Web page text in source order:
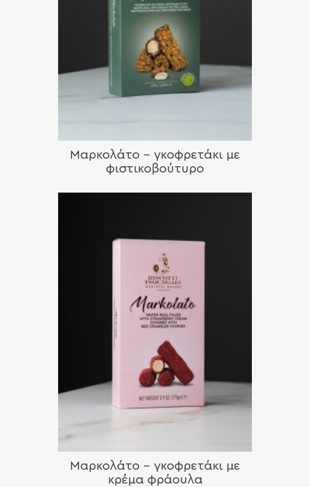
Μαρκολάτο – γκοφρετάκι με
φιστικοβούτυρο
Μαρκολάτο – γκοφρετάκι με
κρέμα φράουλα